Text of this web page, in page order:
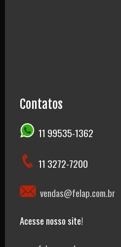
Contatos
11 99535-1362
11 3272-7200
vendas@felap.com.br
Acesse nosso site!